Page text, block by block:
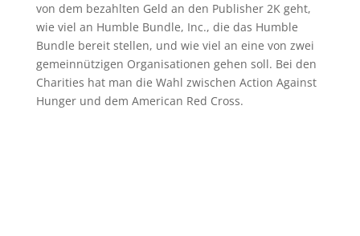
von dem bezahlten Geld an den Publisher 2K geht,
wie viel an Humble Bundle, Inc., die das Humble
Bundle bereit stellen, und wie viel an eine von zwei
gemeinnützigen Organisationen gehen soll. Bei den
Charities hat man die Wahl zwischen Action Against
Hunger und dem American Red Cross.